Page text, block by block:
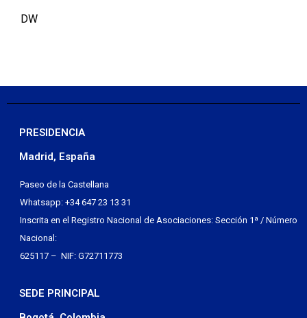
DW
PRESIDENCIA
Madrid, España
Paseo de la Castellana
Whatsapp: +34 647 23 13 31
Inscrita en el Registro Nacional de Asociaciones: Sección 1ª / Número
Nacional:
625117 – NIF: G72711773
SEDE PRINCIPAL